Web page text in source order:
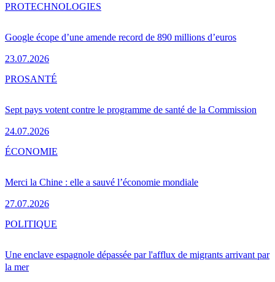
Google écope d’une amende record de 890 millions d’euros
23.07.2026
PROTECHNOLOGIES
Sept pays votent contre le programme de santé de la Commission
24.07.2026
PROSANTÉ
Merci la Chine : elle a sauvé l’économie mondiale
27.07.2026
ÉCONOMIE
Une enclave espagnole dépassée par l'afflux de migrants arrivant par
la mer
POLITIQUE